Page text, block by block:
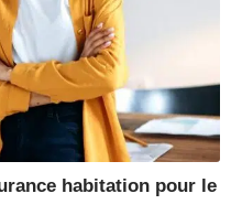
habitation pour le